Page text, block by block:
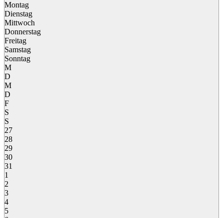
Montag
Dienstag
Mittwoch
Donnerstag
Freitag
Samstag
Sonntag
M
D
M
D
F
S
S
27
28
29
30
31
1
2
3
4
5